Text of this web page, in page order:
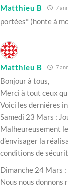
Matthieu B 7
portées* (honte à
Matthieu B 7
Bonjour à tous,
Merci à tout ceux
Voici les derniéres
Samedi 23 Mars :
Malheureusement
d’envisager la
conditions de
Dimanche 24 Mars
Nous nous donnons